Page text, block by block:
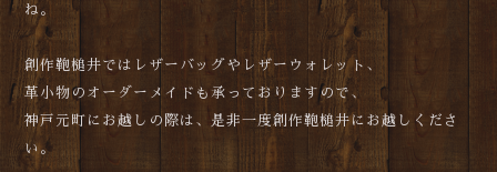
ね。
創作鞄槌井ではレザーバッグやレザーウォレット、
革小物のオーダーメイドも承っておりますので、
神戸元町にお越しの際は、是非一度創作鞄槌井にお越しくださ
い。